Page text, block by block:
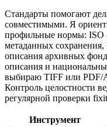
Стандарты помогают
совместимыми. Я
профильные нормы: ISO
метаданных
описания архивных
описания и
выбираю TIFF или PDF/
Контроль целостности
регулярной проверки
Инструмент